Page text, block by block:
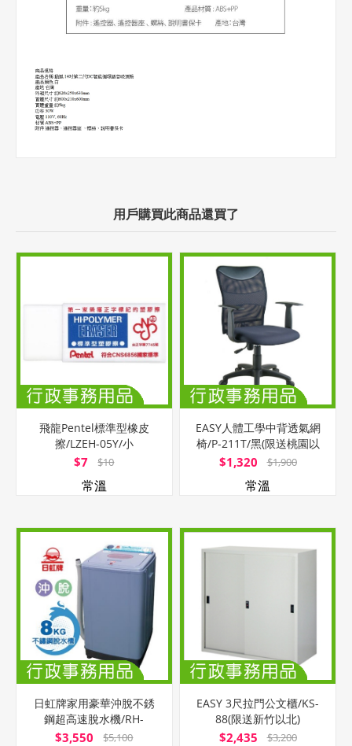
用戶購買此商品還買了
飛龍Pentel標準型橡皮
擦/LZEH-05Y/小
$7 $10
常溫
EASY人體工學中背透氣網
椅/P-211T/黑(限送桃園以
北)
$1,320 $1,900
常溫
日虹牌家用豪華沖脫不銹
鋼超高速脫水機/RH-
1008S/台
$3,550 $5,100
EASY 3尺拉門公文櫃/KS-
88(限送新竹以北)
$2,435 $3,200